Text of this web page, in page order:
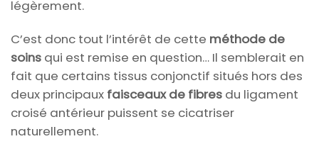
légèrement.
C’est donc tout l’intérêt de cette méthode de
soins qui est remise en question… Il semblerait en
fait que certains tissus conjonctif situés hors des
deux principaux faisceaux de fibres du ligament
croisé antérieur puissent se cicatriser
naturellement.